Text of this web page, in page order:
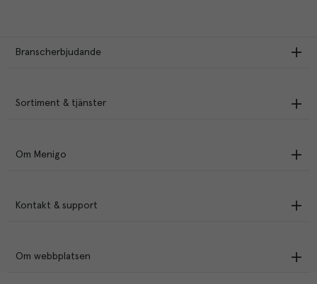
Branscherbjudande
Sortiment & tjänster
Om Menigo
Kontakt & support
Om webbplatsen